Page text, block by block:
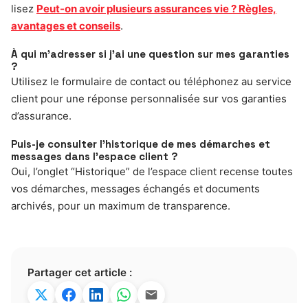
lisez Peut-on avoir plusieurs assurances vie ? Règles,
avantages et conseils.
À qui m’adresser si j’ai une question sur mes garanties
?
Utilisez le formulaire de contact ou téléphonez au service
client pour une réponse personnalisée sur vos garanties
d’assurance.
Puis-je consulter l’historique de mes démarches et
messages dans l’espace client ?
Oui, l’onglet “Historique” de l’espace client recense toutes
vos démarches, messages échangés et documents
archivés, pour un maximum de transparence.
Partager cet article :